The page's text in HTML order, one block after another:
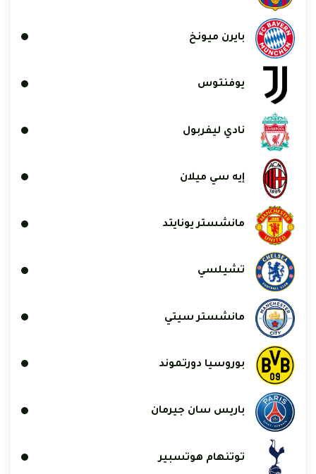
بايرن ميونخ
يوفنتوس
نادي ليفربول
إيه سي ميلان
مانشستر يونايتد
تشيلسي
مانشستر سيتي
بوروسيا دورتموند
باريس سان جيرمان
توتنهام هوتسبير